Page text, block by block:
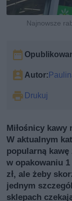
Najnowsze
Autor:
Drukuj
Miłośnicy
W aktualnym
popularną
w opakowaniu 1
zł, ale żeby
jednym
sklepach